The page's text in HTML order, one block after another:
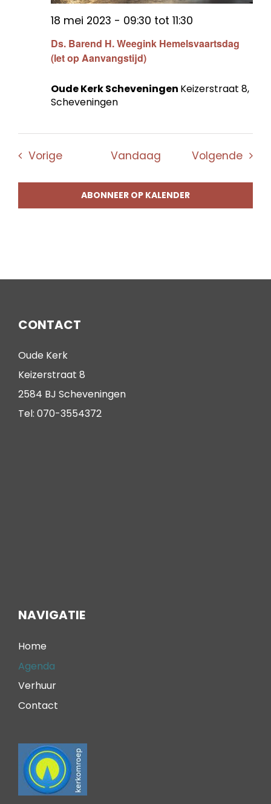
Ds. Barend H. Weegink Hemelsvaartsdag
(let op Aanvangstijd)
18 mei 2023 - 09:30 tot 11:30
Oude Kerk Scheveningen Keizerstraat 8,
Scheveningen
VorigeEvenementenVandaag Volgende
ABONNEER OP KALENDER
CONTACT
Oude Kerk
Keizerstraat 8
2584 BJ Scheveningen
Tel: 070-3554372
NAVIGATIE
Home
Agenda
Verhuur
Contact